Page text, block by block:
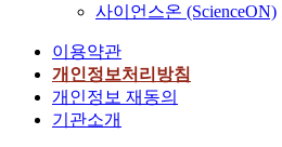
사이언스온 (ScienceON)
이용약관
개인정보처리방침
개인정보 재동의
기관소개